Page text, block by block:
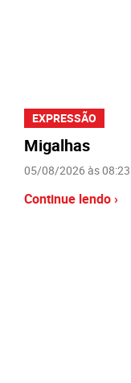
EXPRESSÃO
Migalhas
05/08/2026 às 08:23
Continue lendo ›